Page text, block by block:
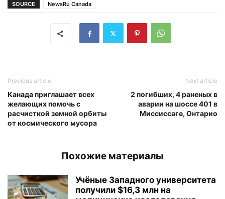
SOURCE NewsRu Canada
Previous article
Канада приглашает всех
желающих помочь с
расчисткой земной орбиты
от космического мусора
Next article
2 погибших, 4 раненых в
аварии на шоссе 401 в
Миссиссаге, Онтарио
Похожие материалы
Учёные Западного университета
получили $16,3 млн на